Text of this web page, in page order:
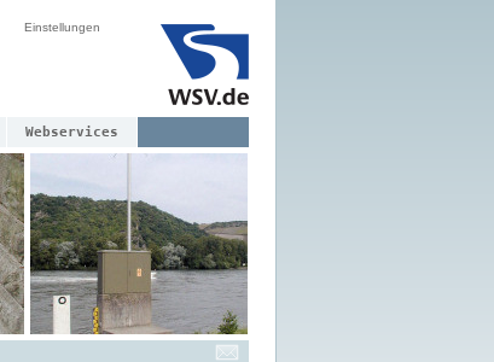
Einstellungen
Webservices